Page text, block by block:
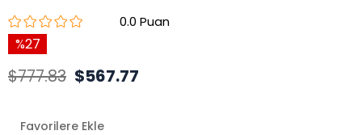
0.0
27
$777.83 $567.77
Favorilere Ekle